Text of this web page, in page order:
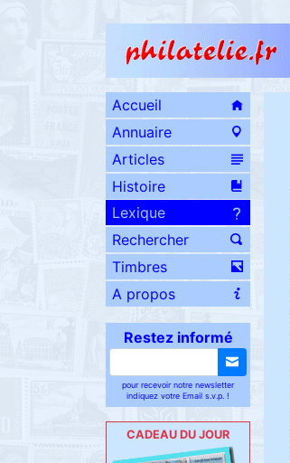
Accueil
Annuaire
Articles
Histoire
Lexique
Rechercher
Timbres
A propos
Restez informé
pour recevoir notre newsletter
indiquez votre Email s.v.p. !
CADEAU DU JOUR